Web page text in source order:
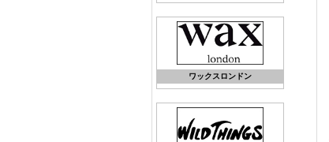
ワックスロンドン